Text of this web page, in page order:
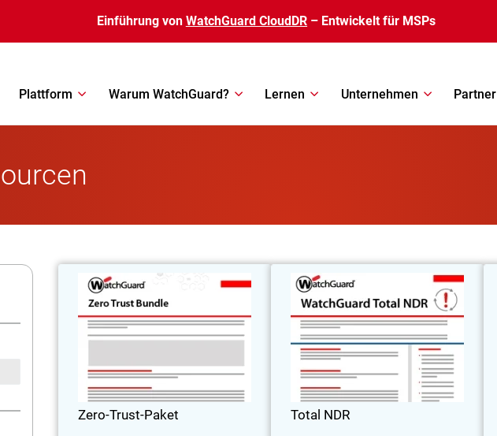
Einführung von WatchGuard CloudDR – Entwickelt für MSPs
Plattform Warum WatchGuard? Lernen Unternehmen Partner
Zero-Trust-Paket
Zero-Trust-Paket
Kombinieren Sie Identitätssicherheit,
kontinuierlichen Schutz und optimierte
Abläufe zu gewährleisten.
Total NDR
Total NDR
Erweiterte Erkennung von
Bedrohungen, automatisierte Behebung